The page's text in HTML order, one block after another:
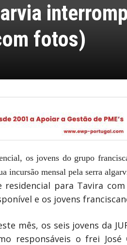
fotos)
os jovens do grupo
incursão mensal pela serra
para Tavira
e os jovens
mês, os seis jovens da
responsáveis o frei